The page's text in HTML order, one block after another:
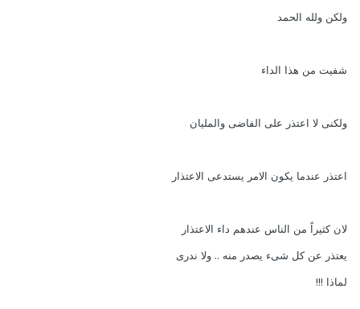
ولكن ولله الحمد
شفيت من هذا الداء
ولكنى لا اعتذر على الفاضى والمليان
اعتذر عندما يكون الامر يستدعى الاعتذار
لان كثيراً من الناس عندهم داء الاعتذار
يعتذر عن كل شىء يصدر منه .. ولا ندرى
لماذا !!!